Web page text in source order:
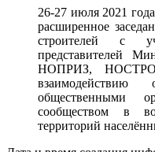
26-27 июля 2021
расширенное
строителей с
представителей
НОПРИЗ,
взаимодействию
общественными
сообществом в
территорий